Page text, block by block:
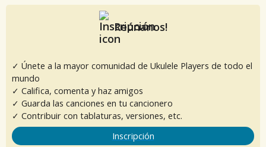
Reúnanos!
✓ Únete a la mayor comunidad de Ukulele Players de todo el
mundo
✓ Califica, comenta y haz amigos
✓ Guarda las canciones en tu cancionero
✓ Contribuir con tablaturas, versiones, etc.
Inscripción